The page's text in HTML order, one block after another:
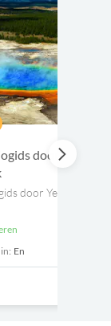
door
door Yellowstone
En